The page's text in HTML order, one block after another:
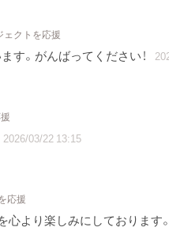
ェクトを応援
す。がんばってください！
2026/03/22 13:15
応援
より楽しみにしております